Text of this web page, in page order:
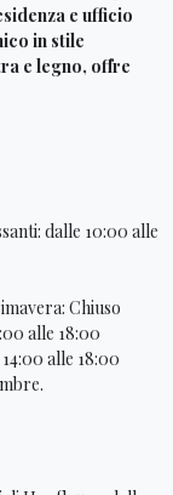
e ufficio
in stile
e legno, offre
dalle 10:00 alle
Chiuso
alle 18:00
alle 18:00